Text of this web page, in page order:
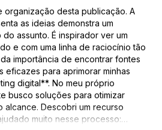
organização desta publicação. A
as ideias demonstra um
assunto. É inspirador ver um
e com uma linha de raciocínio tão
importância de encontrar fontes
eficazes para aprimorar minhas
digital**. No meu próprio
busco soluções para otimizar
alcance. Descobri um recurso
muito nesse processo:…